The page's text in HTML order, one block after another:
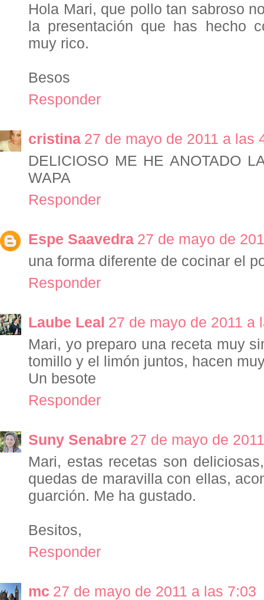
Hola Mari, que pollo tan sabroso
la presentación que has hecho
muy rico.
Besos
Responder
cristina 27 de mayo de 2011 a las
DELICIOSO ME HE ANOTADO
WAPA
Responder
Espe Saavedra 27 de mayo de
una forma diferente de cocinar el
Responder
Laube Leal 27 de mayo de 2011 a
Mari, yo preparo una receta muy
tomillo y el limón juntos, hacen
Un besote
Responder
Suny Senabre 27 de mayo de
Mari, estas recetas son
quedas de maravilla con ellas,
guarción. Me ha gustado.
Besitos,
Responder
mc 27 de mayo de 2011 a las 7:03